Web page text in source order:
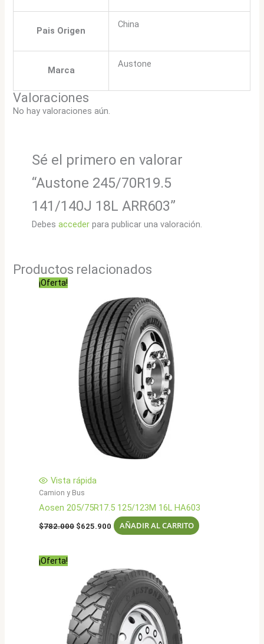
Pais Origen
China
Marca
Austone
Valoraciones
No hay valoraciones aún.
Sé el primero en valorar
“Austone 245/70R19.5
141/140J 18L ARR603”
Debes accederpara publicar una valoración.
Productos relacionados
¡Oferta!
Vista rápida
Camion y Bus
Aosen 205/75R17.5 125/123M 16L HA603
$782.000 El
$625.900 El
precio
AÑADIR AL CARRITO
¡Oferta!